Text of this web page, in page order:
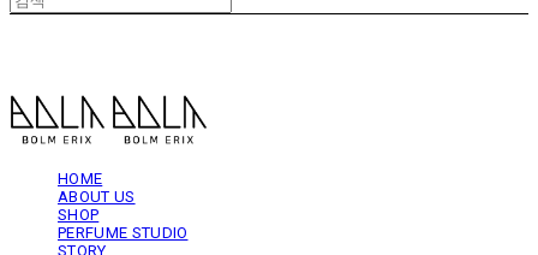
HOME
ABOUT US
SHOP
PERFUME STUDIO
STORY